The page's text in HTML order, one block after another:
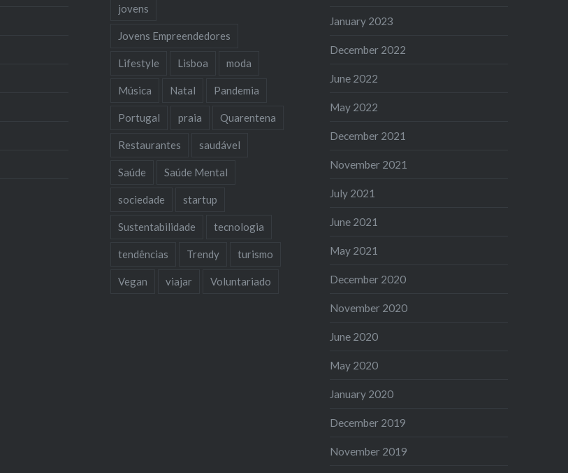
jovens
Jovens Empreendedores
Lifestyle Lisboa moda
Música Natal Pandemia
Portugal praia Quarentena
Restaurantes saudável
Saúde Saúde Mental
sociedade startup
Sustentabilidade tecnologia
tendências Trendy turismo
Vegan viajar Voluntariado
January 2023
December 2022
June 2022
May 2022
December 2021
November 2021
July 2021
June 2021
May 2021
December 2020
November 2020
June 2020
May 2020
January 2020
December 2019
November 2019